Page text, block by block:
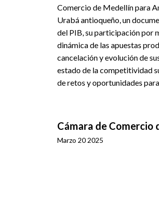
Comercio de Medellín para
Urabá antioqueño, un
del PIB, su participación por
dinámica de las apuestas
cancelación y evolución de
estado de la competitividad
de retos y oportunidades
Cámara de Comercio
Marzo 20 2025